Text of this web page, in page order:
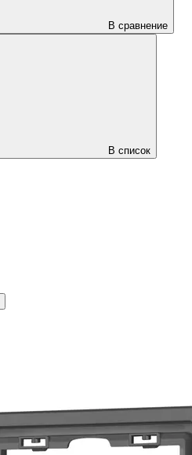
В сравнение
В список